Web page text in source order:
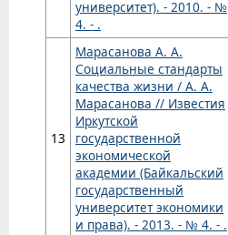
университет). - 2010. - №
4. - .
13
Марасанова А. А.
Социальные стандарты
качества жизни / А. А.
Марасанова // Известия
Иркутской
государственной
экономической
академии (Байкальский
государственный
университет экономики
и права). - 2013. - № 4. - .